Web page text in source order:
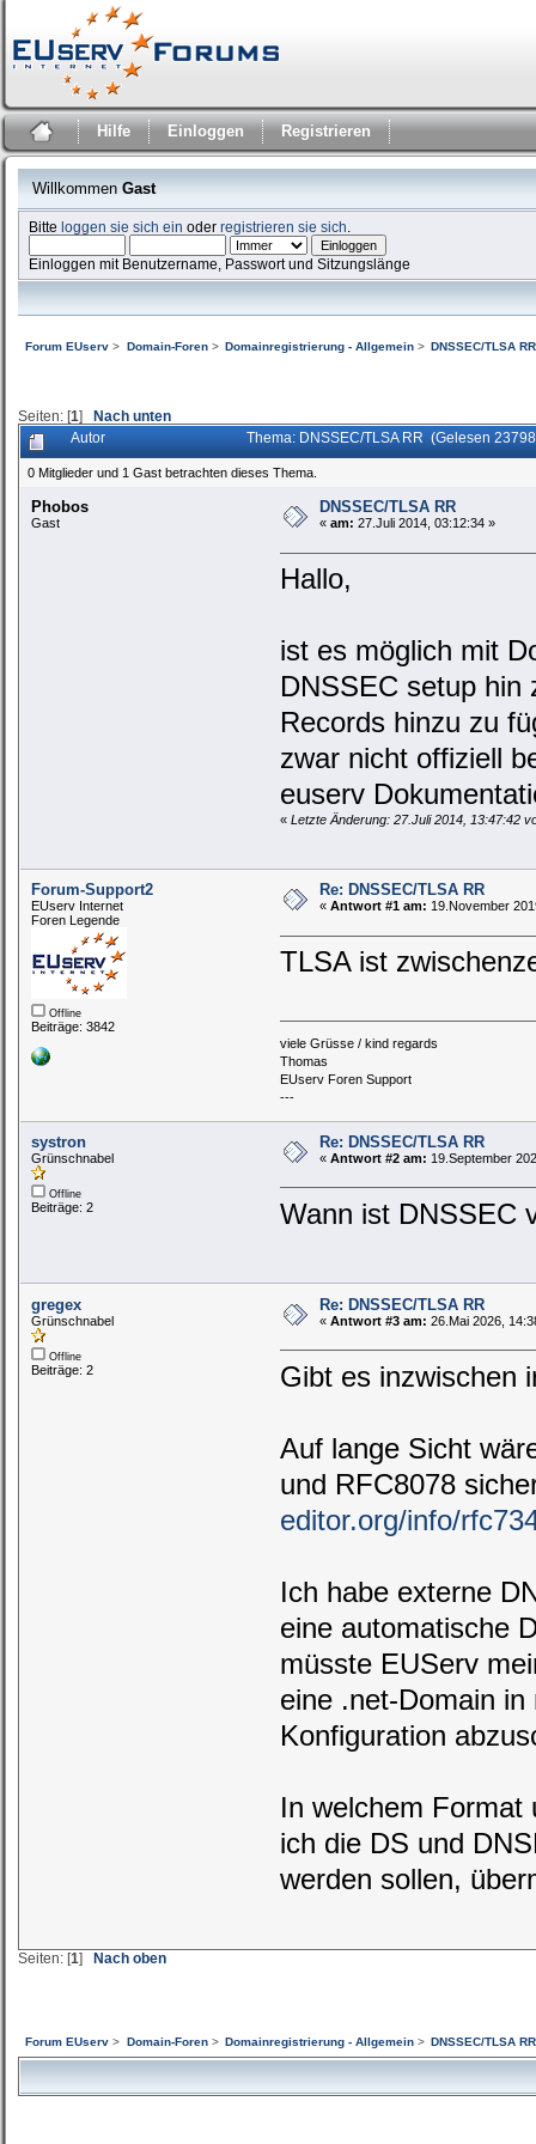
Hilfe Einloggen Registrieren
Willkommen Gast
Bitteloggen sie sich ein oderregistrieren sie sich
Einloggen mit Benutzername, Passwort und Sitzungslänge
Forum EUserv > Domain-Foren> Domainregistrierung - Allgemein> DNSSEC/TLSA RR
Seiten: [1] Nach unten
Autor Thema: DNSSEC/TLSA RR (Gelesen
0 Mitglieder und 1 Gast betrachten dieses Thema.
Phobos
Gast
DNSSEC/TLSA RR
« am: 27.Juli 2014, 03:12:34 »
Hallo,
ist es möglich mit
DNSSEC setup hin
Records hinzu zu
zwar nicht offiziell
euserv
«Letzte Änderung: 27.Juli 2014, 13:47:42
Forum-Support2
EUserv Internet
Foren Legende
Offline
Beiträge: 3842
Re: DNSSEC/TLSA RR
« Antwort #1 am: 19.November
TLSA ist
viele Grüsse / kind regards
Thomas
EUserv Foren Support
---
systron
Grünschnabel
Offline
Beiträge: 2
Re: DNSSEC/TLSA RR
« Antwort #2 am: 19.September
Wann ist DNSSEC
gregex
Grünschnabel
Offline
Beiträge: 2
Re: DNSSEC/TLSA RR
« Antwort #3 am: 26.Mai 2026,
Gibt es inzwischen
Auf lange Sicht
und RFC8078
editor.org/info/
Ich habe externe
eine automatische
müsste EUServ
eine .net-Domain
Konfiguration
In welchem Format
ich die DS und
werden sollen,
Seiten: [1] Nach oben
Forum EUserv > Domain-Foren> Domainregistrierung - Allgemein> DNSSEC/TLSA RR